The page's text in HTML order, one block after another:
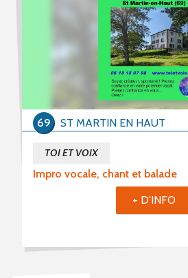
Impro vocale, chant et balade
TOI ET VOIX
ST MARTIN EN HAUT
69
+ D'INFO